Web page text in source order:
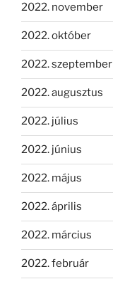
2022. november
2022. október
2022. szeptember
2022. augusztus
2022. július
2022. június
2022. május
2022. április
2022. március
2022. február